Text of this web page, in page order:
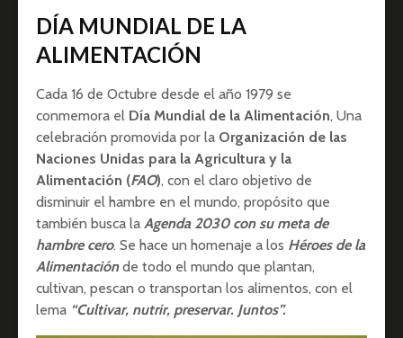
DÍA MUNDIAL DE LA
ALIMENTACIÓN
Cada 16 de Octubre desde el año 1979 se
conmemora el Día Mundial de la Alimentación, Una
celebración promovida por la Organización de las
Naciones Unidas para la Agricultura y la
Alimentación (FAO), con el claro objetivo de
disminuir el hambre en el mundo, propósito que
también busca la Agenda 2030 con su meta de
hambre cero. Se hace un homenaje a los Héroes de la
Alimentaciónde todo el mundo que plantan,
cultivan, pescan o transportan los alimentos, con el
lema “Cultivar, nutrir, preservar. Juntos”.